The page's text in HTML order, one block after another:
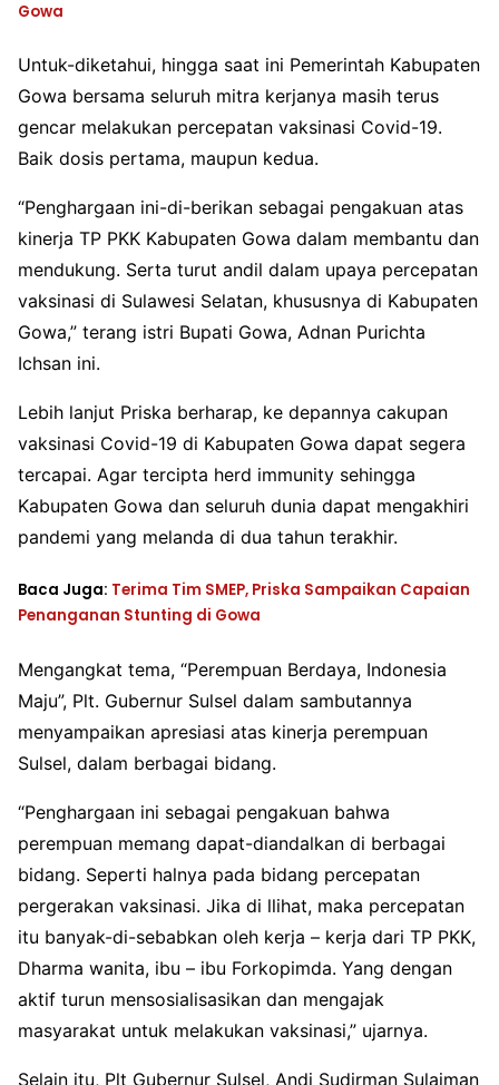
Gowa
Untuk-diketahui, hingga saat ini Pemerintah Kabupaten
Gowa bersama seluruh mitra kerjanya masih terus
gencar melakukan percepatan vaksinasi Covid-19.
Baik dosis pertama, maupun kedua.
“Penghargaan ini-di-berikan sebagai pengakuan atas
kinerja TP PKK Kabupaten Gowa dalam membantu dan
mendukung. Serta turut andil dalam upaya percepatan
vaksinasi di Sulawesi Selatan, khususnya di Kabupaten
Gowa,” terang istri Bupati Gowa, Adnan Purichta
Ichsan ini.
Lebih lanjut Priska berharap, ke depannya cakupan
vaksinasi Covid-19 di Kabupaten Gowa dapat segera
tercapai. Agar tercipta herd immunity sehingga
Kabupaten Gowa dan seluruh dunia dapat mengakhiri
pandemi yang melanda di dua tahun terakhir.
Baca Juga: Terima Tim SMEP, Priska Sampaikan Capaian
Penanganan Stunting di Gowa
Mengangkat tema, “Perempuan Berdaya, Indonesia
Maju”, Plt. Gubernur Sulsel dalam sambutannya
menyampaikan apresiasi atas kinerja perempuan
Sulsel, dalam berbagai bidang.
“Penghargaan ini sebagai pengakuan bahwa
perempuan memang dapat-diandalkan di berbagai
bidang. Seperti halnya pada bidang percepatan
pergerakan vaksinasi. Jika di llihat, maka percepatan
itu banyak-di-sebabkan oleh kerja – kerja dari TP PKK,
Dharma wanita, ibu – ibu Forkopimda. Yang dengan
aktif turun mensosialisasikan dan mengajak
masyarakat untuk melakukan vaksinasi,” ujarnya.
Selain itu, Plt Gubernur Sulsel, Andi Sudirman Sulaiman